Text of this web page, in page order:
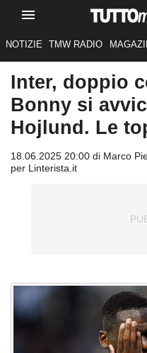
NOTIZIE TMW RADIO
Inter, doppio
Bonny si
Hojlund. Le
18.06.2025 20:00 di Marco
per Linterista.it